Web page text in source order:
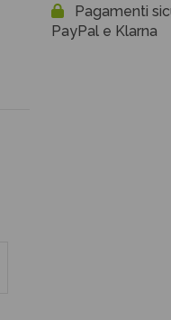
Pagamenti
PayPal e Klarna